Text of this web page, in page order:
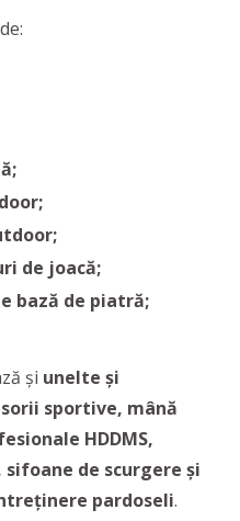
de joacă;
bază de piatră;
și unelte și
sportive, mână
HDDMS,
de scurgere și
pardoseli.